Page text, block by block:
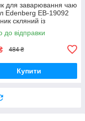
для заварювання чаю
Edenberg EB-19092
скляний із
ситом
до відправки
484 ₴
Купити